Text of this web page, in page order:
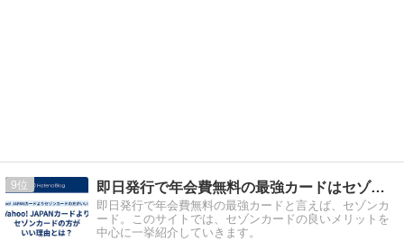
9 即日発行で年会費無料の最強カードはセゾンカードを一挙紹介
即日発行で年会費無料の最強カードと言えば、セゾンカ
ード。このサイトでは、セゾンカードの良いメリットを
中心に一挙紹介していきます。